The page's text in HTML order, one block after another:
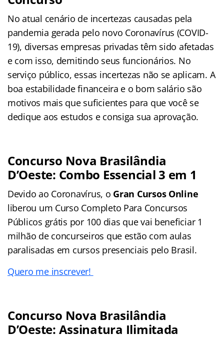
No atual cenário de incertezas causadas pela
pandemia gerada pelo novo Coronavírus (COVID-
19), diversas empresas privadas têm sido afetadas
e com isso, demitindo seus funcionários. No
serviço público, essas incertezas não se aplicam. A
boa estabilidade financeira e o bom salário são
motivos mais que suficientes para que você se
dedique aos estudos e consiga sua aprovação.
Concurso Nova Brasilândia
D’Oeste: Combo Essencial 3 em 1
Devido ao Coronavírus, o Gran Cursos Online
liberou um Curso Completo Para Concursos
Públicos grátis por 100 dias que vai beneficiar 1
milhão de concurseiros que estão com aulas
paralisadas em cursos presenciais pelo Brasil.
Quero me inscrever!
Concurso Nova Brasilândia
D’Oeste: Assinatura Ilimitada